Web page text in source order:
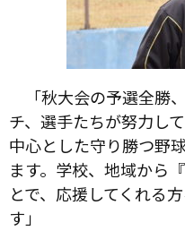
「秋大会の予選全勝
チ、選手たちが努力し
中心とした守り勝つ野
ます。学校、地域から
とで、応援してくれる
す」